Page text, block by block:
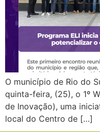
O município de Rio do
quinta-feira, (25), o 1º
de Inovação), uma
local do Centro de […]